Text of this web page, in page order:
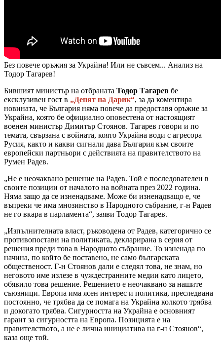
Без повече оръжия за Украйна! Или не съвсем... Анализ на
Тодор Тагарев!
Бившият министър на отбраната Тодор Тагарев бе
ексклузивен гост в „Денят на Дарик“, за да коментира
новината, че България няма повече да предоставя оръжие за
Украйна, която бе официално оповестена от настоящият
военен министър Димитър Стоянов. Тагарев говори и по
темата, свързана с войната, която Украйна води с агресора
Русия, както и какви сигнали дава България към своите
европейски партньори с действията на правителството на
Румен Радев.
„Не е неочаквано решение на Радев. Той е последователен в
своите позиции от началото на войната през 2022 година.
Няма защо да се изненадваме. Може би изненадващо е, че
въпреки че има мнозинство в Народното събрание, г-н Радев
не го вкара в парламента“, заяви Тодор Тагарев.
„Изпълнителната власт, ръководена от Радев, категорично се
противопостави на политиката, декларирана в серия от
решения преди това в Народното събрание. То изненада по
начина, по който бе поставено, не само българската
общественост. Г-н Стоянов дали е следял това, не знам, но
неговото име излезе в чуждестранните медии като лицето,
обявило това решение. Решението е неочаквано за нашите
съюзници. Европа има ясен интерес и политика, преследвана
постоянно, че трябва да се помага на Украйна колкото трябва
и докогато трябва. Сигурността на Украйна е основният
гарант за сигурността на Европа. Позицията е на
правителството, а не е лична инициатива на г-н Стоянов“,
каза още той.